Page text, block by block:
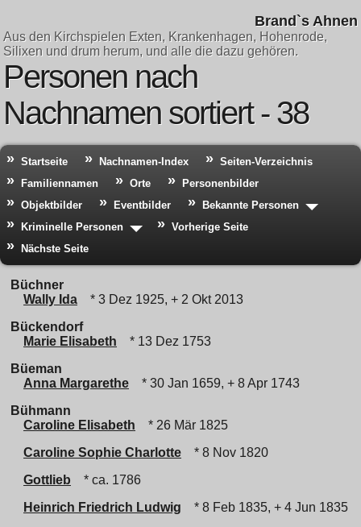
Brand`s Ahnen
Aus den Kirchspielen Exten, Krankenhagen, Hohenrode,
Silixen und drum herum, und alle die dazu gehören.
Personen nach
Nachnamen sortiert - 38
Startseite Nachnamen-Index
Seiten-Verzeichnis
Familiennamen
Orte
Personenbilder
Objektbilder
Eventbilder
Bekannte Personen
Kriminelle Personen
Vorherige Seite
Nächste Seite
Büchner
Wally Ida
* 3 Dez 1925, + 2 Okt 2013
Bückendorf
Marie Elisabeth
* 13 Dez 1753
Büeman
Anna Margarethe
* 30 Jan 1659, + 8 Apr 1743
Bühmann
Caroline Elisabeth
* 26 Mär 1825
Caroline Sophie Charlotte
* 8 Nov 1820
Gottlieb
* ca. 1786
Heinrich Friedrich Ludwig
* 8 Feb 1835, + 4 Jun 1835